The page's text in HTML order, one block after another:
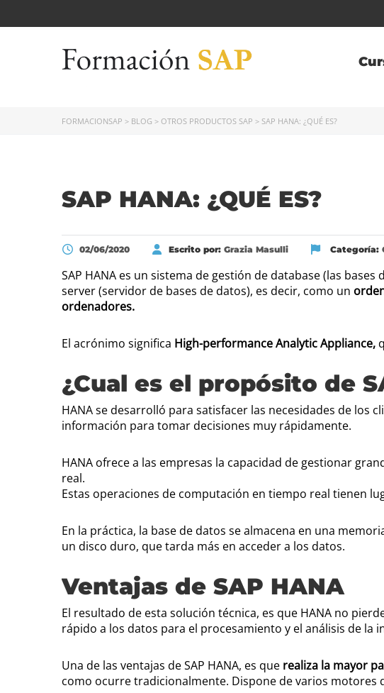
FORMACIONSAP > BLOG > OTROS PRODUCTOS SAP > SAP HANA: ¿QUÉ ES?
SAP HANA: ¿QUÉ ES?
02/06/2020 Escrito por: Grazia Masulli Categoría:
SAP HANA es un sistema de gestión de database (las
server (servidor de bases de datos), es decir, como un
ordenadores.
El acrónimo significa High-performance Analytic Appliance,
¿Cual es el propósito de
HANA se desarrolló para satisfacer las necesidades de los
información para tomar decisiones muy rápidamente.
HANA ofrece a las empresas la capacidad de gestionar
real.
Estas operaciones de computación en tiempo real tienen
En la práctica, la base de datos se almacena en una
un disco duro, que tarda más en acceder a los datos.
Ventajas de SAP HANA
El resultado de esta solución técnica, es que HANA no
rápido a los datos para el procesamiento y el análisis de la
Una de las ventajas de SAP HANA, es que realiza la mayor
como ocurre tradicionalmente. Dispone de varios motores